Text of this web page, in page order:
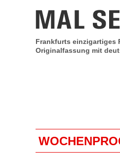
Frankfurts einzigartiges
Originalfassung mit